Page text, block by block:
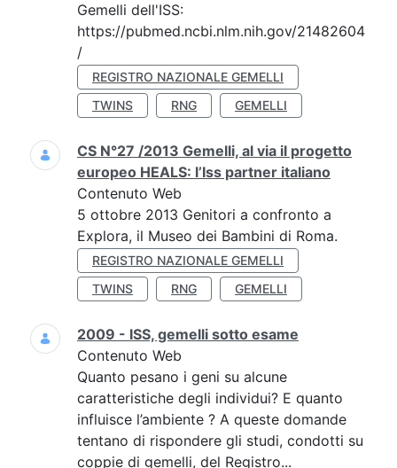
Gemelli dell'ISS:
https://pubmed.ncbi.nlm.nih.gov/21482604
/
REGISTRO NAZIONALE GEMELLI
TWINS
RNG GEMELLI
CS N°27 /2013 Gemelli, al via il progetto
europeo HEALS: l’Iss partner italiano
Contenuto Web
5 ottobre 2013 Genitori a confronto a
Explora, il Museo dei Bambini di Roma.
REGISTRO NAZIONALE GEMELLI
TWINS
RNG GEMELLI
2009 - ISS, gemelli sotto esame
Contenuto Web
Quanto pesano i geni su alcune
caratteristiche degli individui? E quanto
influisce l’ambiente ? A queste domande
tentano di rispondere gli studi, condotti su
coppie di gemelli, del Registro...